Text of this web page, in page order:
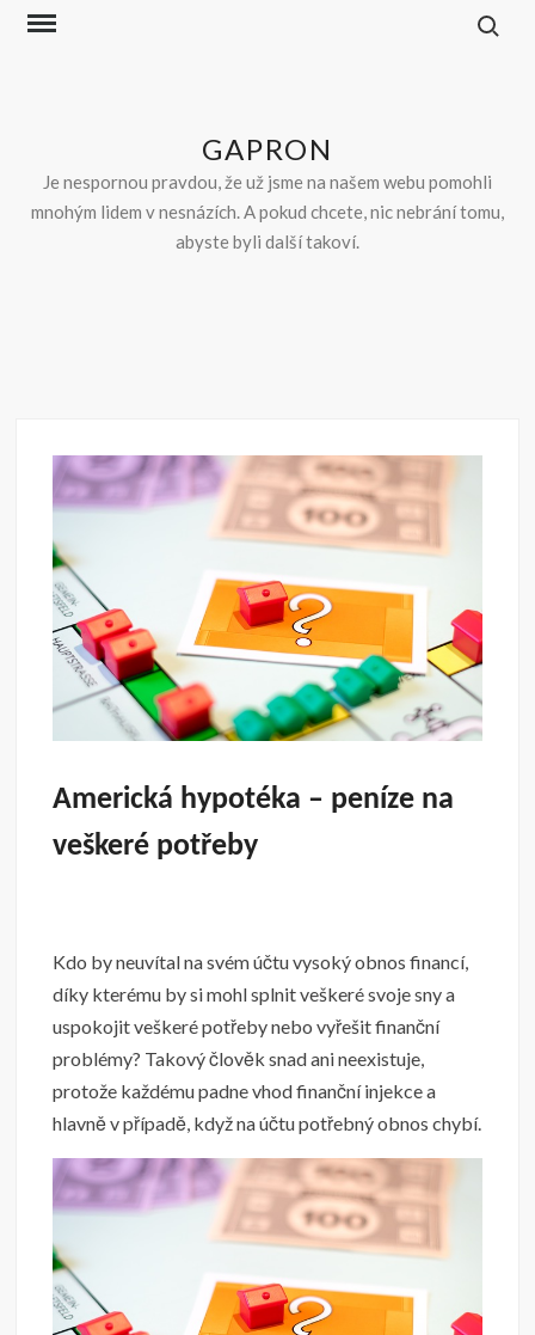
Skip
GAPRON
Je nespornou pravdou, že už jsme na našem webu pomohli
mnohým lidem v nesnázích. A pokud chcete, nic nebrání tomu,
abyste byli další takoví.
Americká hypotéka – peníze na
veškeré potřeby
Kdo by neuvítal na svém účtu vysoký obnos financí,
díky kterému by si mohl splnit veškeré svoje sny a
uspokojit veškeré potřeby nebo vyřešit finanční
problémy? Takový člověk snad ani neexistuje,
protože každému padne vhod finanční injekce a
hlavně v případě, když na účtu potřebný obnos chybí.